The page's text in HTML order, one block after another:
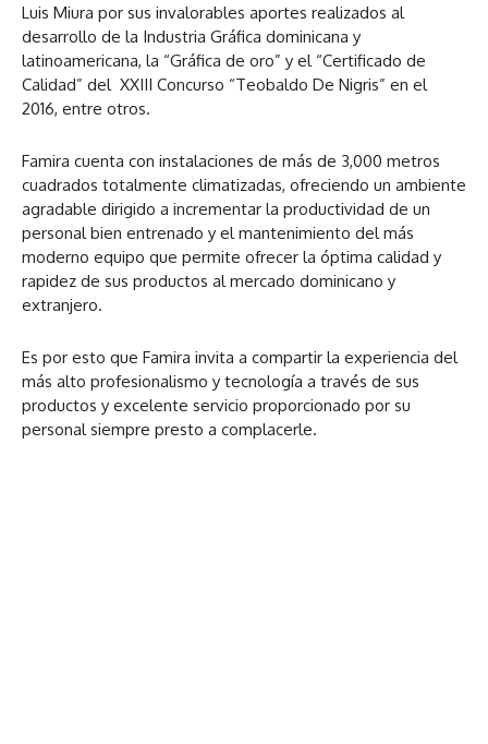
Luis Miura por sus invalorables aportes realizados al
desarrollo de la Industria Gráfica dominicana y
latinoamericana, la “Gráfica de oro” y el “Certificado de
Calidad” del XXIII Concurso “Teobaldo De Nigris” en el
2016, entre otros.
Famira cuenta con instalaciones de más de 3,000 metros
cuadrados totalmente climatizadas, ofreciendo un ambiente
agradable dirigido a incrementar la productividad de un
personal bien entrenado y el mantenimiento del más
moderno equipo que permite ofrecer la óptima calidad y
rapidez de sus productos al mercado dominicano y
extranjero.
Es por esto que Famira invita a compartir la experiencia del
más alto profesionalismo y tecnología a través de sus
productos y excelente servicio proporcionado por su
personal siempre presto a complacerle.